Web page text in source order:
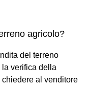
agricolo?
del terreno
la verifica della
al venditore